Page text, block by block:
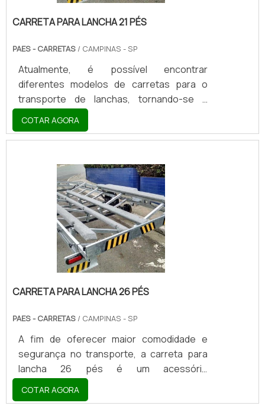
CARRETA PARA LANCHA 21 PÉS
PAES - CARRETAS / CAMPINAS - SP
Atualmente, é possível encontrar
diferentes modelos de carretas para o
transporte de lanchas, tornando-se a
maneira mais efetiva de locomover o
equipamento com segurança e sem causar
acidentes que podem prejudicar tanto a
de terceiros. A carreta para lancha de 21
pés, por exemplo, pode ser transportada
facilmente em uma carreta, embora seja
altamente recomendado levar em
consideração certos elementos quando
for adquirir o produto.UM ACESSÓRIO ALTA
IMPORTÂ.
COTAR AGORA
CARRETA PARA LANCHA 26 PÉS
PAES - CARRETAS / CAMPINAS - SP
A fim de oferecer maior comodidade e
segurança no transporte, a carreta para
lancha 26 pés é um acessório
indispensável para qualquer proprietário
deste veículo, tendo em vista a elevada
COTAR AGORA